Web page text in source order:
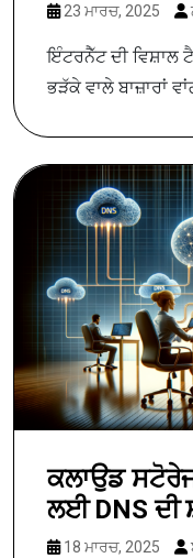
23 ਮਾਰਚ, 2025
ਇੰਟਰਨੈੱਟ ਦੀ ਵਿਸ਼ਾਲ
ਭੜੱਕੇ ਵਾਲੇ ਬਾਜ਼ਾਰਾਂ
ਕਲਾਉਡ
ਲਈ DNS ਦੀ
18 ਮਾਰਚ, 2025